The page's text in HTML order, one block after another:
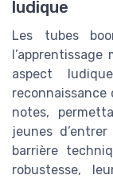
ludique
Les tubes
aspect
notes,
jeunes
barrière
robustesse,